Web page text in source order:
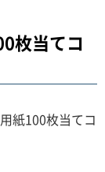
枚当てコ
紙100枚当てコ